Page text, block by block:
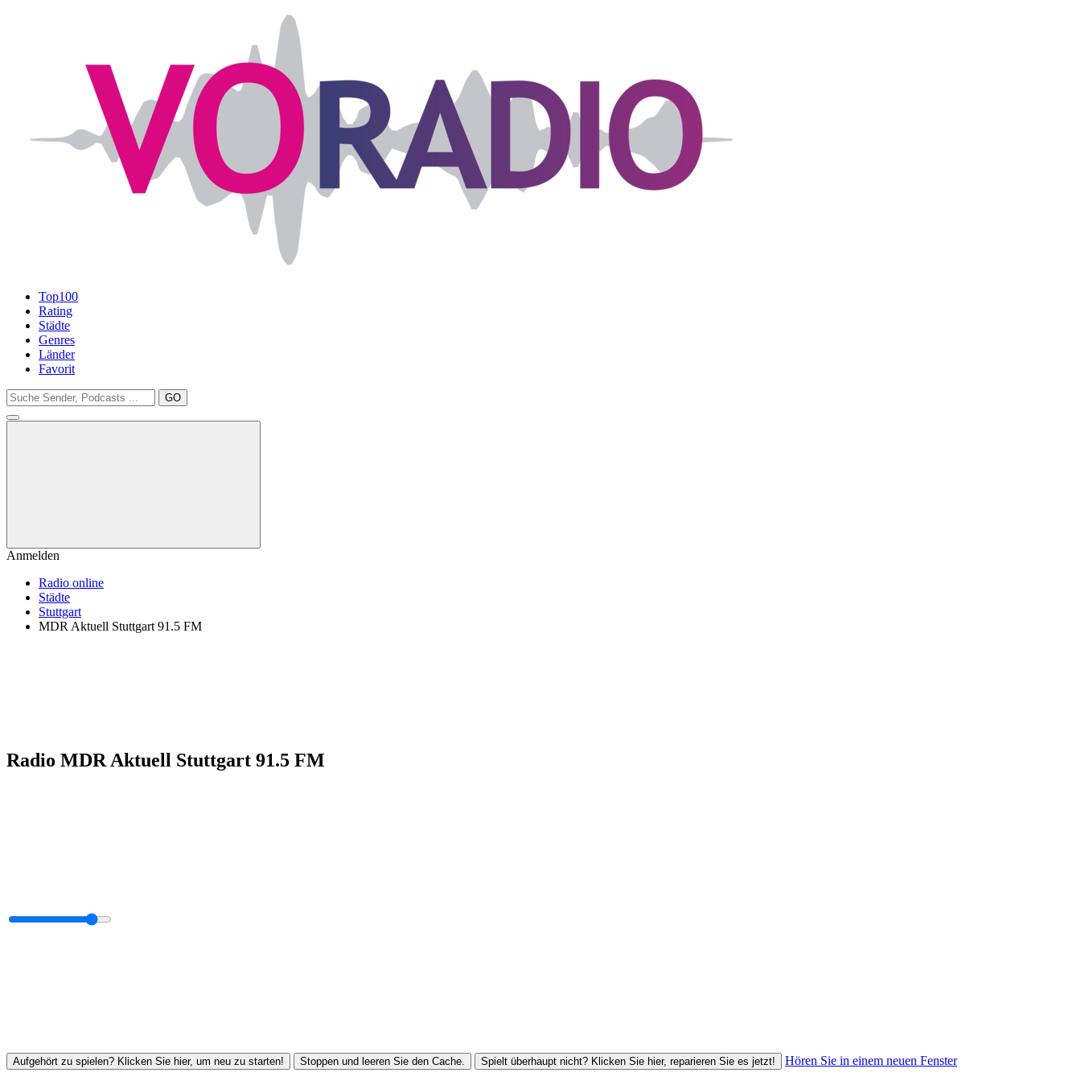
Top100
Rating
Städte
Genres
Länder
Favorit
GO
Anmelden
Radio online
Städte
Stuttgart
MDR Aktuell Stuttgart 91.5 FM
Radio MDR Aktuell Stuttgart 91.5 FM
Aufgehört zu spielen? Klicken Sie hier, um neu zu starten! Stoppen und leeren Sie den Cache. Spielt überhaupt nicht? Klicken Sie hier, reparieren Sie es jetzt! Hören Sie in einem neuen Fenster